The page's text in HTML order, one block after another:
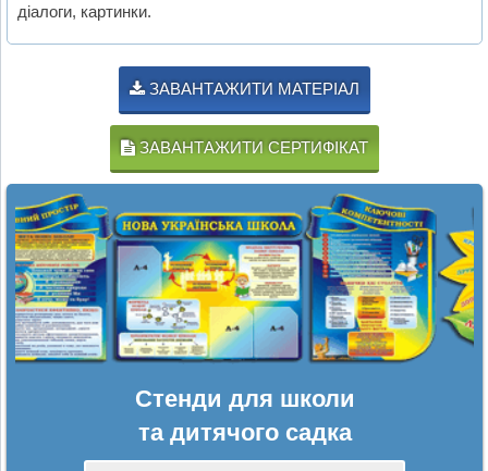
діалоги, картинки.
ЗАВАНТАЖИТИ МАТЕРІАЛ
ЗАВАНТАЖИТИ СЕРТИФІКАТ
Стенди для школи
та дитячого садка